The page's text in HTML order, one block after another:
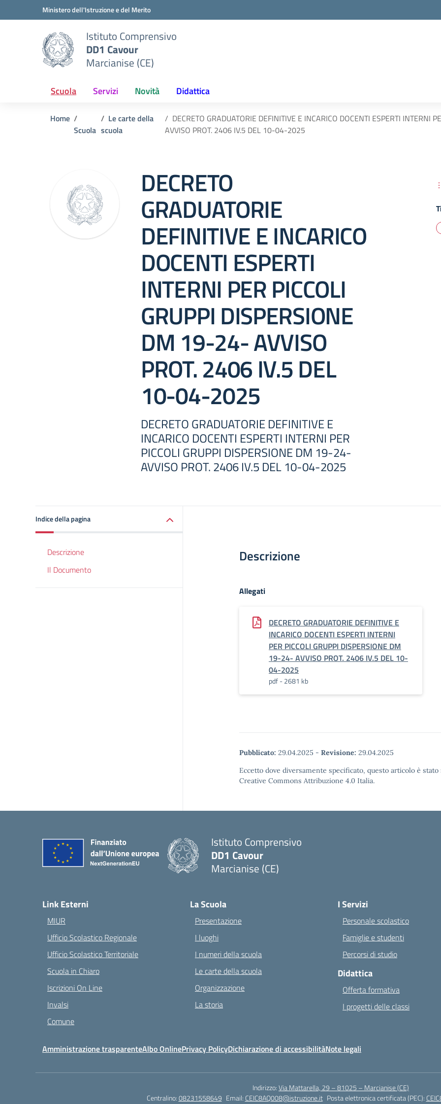
Vai ai contenuti
Vai al menu di navigazioneMinistero dell'Istruzione e del Merito
Istituto Comprensivo
DD1 Cavour
Marcianise (CE)
Scuola Servizi Novità Didattica
Home
Scuola
Le carte della
scuola
DECRETO GRADUATORIE DEFINITIVE E INCARICO DOCENTI ESPERTI INTERNI
AVVISO PROT. 2406 IV.5 DEL 10-04-2025
DECRETO
GRADUATORIE
DEFINITIVE E INCARICO
DOCENTI ESPERTI
INTERNI PER PICCOLI
GRUPPI DISPERSIONE
DM 19-24- AVVISO
PROT. 2406 IV.5 DEL
10-04-2025
DECRETO GRADUATORIE DEFINITIVE E
INCARICO DOCENTI ESPERTI INTERNI PER
PICCOLI GRUPPI DISPERSIONE DM 19-24-
AVVISO PROT. 2406 IV.5 DEL 10-04-2025
Indice della pagina
Descrizione
Il Documento
Descrizione
Allegati
DECRETO GRADUATORIE DEFINITIVE E
INCARICO DOCENTI ESPERTI INTERNI
PER PICCOLI GRUPPI DISPERSIONE DM
19-24- AVVISO PROT. 2406 IV.5 DEL 10-
04-2025
pdf - 2681 kb
Pubblicato: 29.04.2025 - Revisione: 29.04.2025
Eccetto dove diversamente specificato, questo articolo è
Creative Commons Attribuzione 4.0 Italia.
Istituto Comprensivo
DD1 Cavour
Marcianise (CE)
Link Esterni
MIUR
Ufficio Scolastico Regionale
Ufficio Scolastico Territoriale
Scuola in Chiaro
Iscrizioni On Line
Invalsi
Comune
La Scuola
Presentazione
I luoghi
I numeri della scuola
Le carte della scuola
Organizzazione
La storia
I Servizi
Personale scolastico
Famiglie e studenti
Percorsi di studio
Didattica
Offerta formativa
I progetti delle classi
Amministrazione trasparenteAlbo OnlinePrivacy PolicyDichiarazione di accessibilitàNote legali
Indirizzo:Via Mattarella, 29 – 81025 – Marcianise (CE)
Centralino:08231558649 Email: CEIC8AQ008@istruzione.it Posta elettronica certificata (PEC):